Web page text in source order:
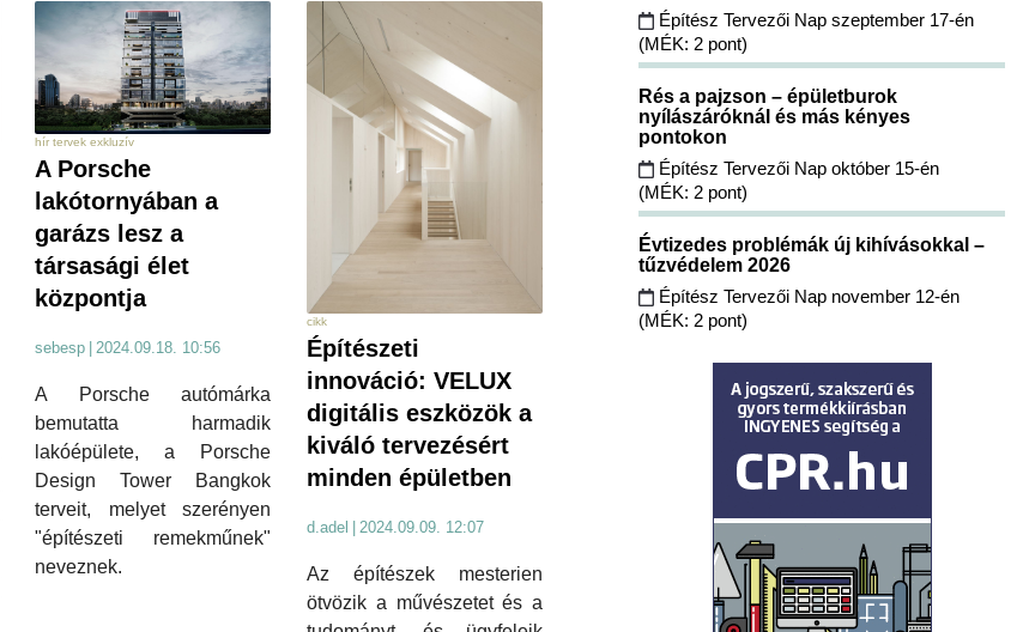
hír tervek exkluzív
A Porsche
lakótornyában a
garázs lesz a
társasági élet
központja
sebesp | 2024.09.18. 10:56
A Porsche autómárka
bemutatta harmadik
lakóépülete, a Porsche
Design Tower Bangkok
terveit, melyet szerényen
"építészeti remekműnek"
neveznek.
cikk
Építészeti
innováció: VELUX
digitális eszközök a
kiváló tervezésért
minden épületben
d.adel 2024.09.09. 12:07
Az építészek mesterien
ötvözik a művészetet és a
Építész Tervezői Nap szeptember 17-én
(MÉK: 2 pont)
Rés a pajzson – épületburok
nyílászáróknál és más kényes
pontokon
Építész Tervezői Nap október 15-én
(MÉK: 2 pont)
Évtizedes problémák új kihívásokkal –
tűzvédelem 2026
Építész Tervezői Nap november 12-én
(MÉK: 2 pont)